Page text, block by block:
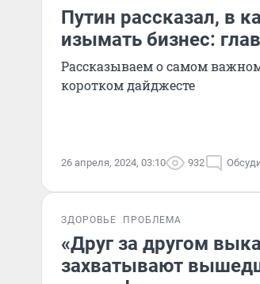
Путин рассказал, в
изымать бизнес:
Рассказываем о самом
коротком дайджесте
26 апреля, 2024, 03:10 932
ЗДОРОВЬЕ ПРОБЛЕМА
«Друг за другом
захватывают